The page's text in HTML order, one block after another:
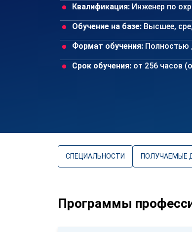
Квалификация: Инженер по
Обучение на базе: Высшее,
Формат обучения: Полностью
Срок обучения: от 256 часов
СПЕЦИАЛЬНОСТИ ПОЛУЧАЕМЫЕ
Программы